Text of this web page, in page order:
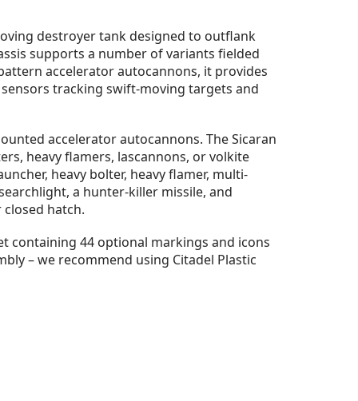
destroyer tank designed to outflank
supports a number of variants fielded
accelerator autocannons, it provides
tracking swift-moving targets and
accelerator autocannons. The Sicaran
heavy flamers, lascannons, or volkite
heavy bolter, heavy flamer, multi-
a hunter-killer missile, and
hatch.
containing 44 optional markings and icons
– we recommend using Citadel Plastic